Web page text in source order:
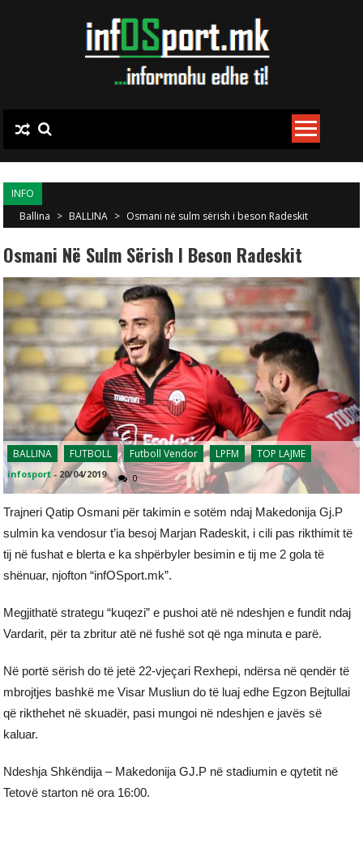
INFO
Ballina > BALLINA > Osmani në sulm sërish i beson Radeskit
Osmani Në Sulm Sërish I Beson Radeskit
BALLINA FUTBOLL Futboll Vendor LPFM TOP LAJME
infosport -20/04/2019 0
Trajneri Qatip Osmani për takimin e sotëm ndaj Makedonija Gj.P
sulmin ka vendosur t’ia besoj Marjan Radeskit, i cili pas rikthimit të
tij në fushat e blerta e ka shpërbyler besimin e tij me 2 gola të
shënuar, njofton “infOSport.mk”.
Megjithatë strategu “kuqezi” e pushoi atë në ndeshjen e fundit ndaj
Vardarit, për ta zbritur atë në fushë sot që nga minuta e parë.
Në portë sërish do të jetë 22-vjeçari Rexhepi, ndërsa në qendër të
mbrojtjes bashkë me Visar Musliun do të luaj edhe Egzon Bejtullai
që rikthehet në skuadër, pasi mungoi në ndeshjen e javës së
kaluar.
Ndeshja Shkëndija – Makedonija GJ.P në stadiumin e qytetit në
Tetovë starton në ora 16:00.